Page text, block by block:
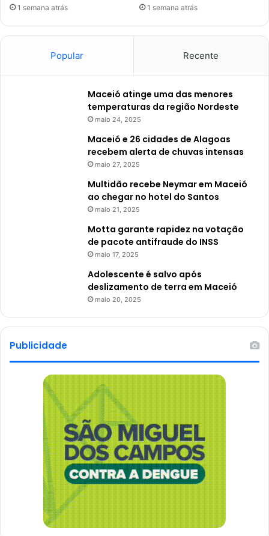
1 semana atrás 1 semana atrás
Popular Recente
Maceió atinge uma das menores
temperaturas da região Nordeste
maio 24, 2025
Maceió e 26 cidades de Alagoas
recebem alerta de chuvas intensas
maio 27, 2025
Multidão recebe Neymar em Maceió
ao chegar no hotel do Santos
maio 21, 2025
Motta garante rapidez na votação
de pacote antifraude do INSS
maio 17, 2025
Adolescente é salvo após
deslizamento de terra em Maceió
maio 20, 2025
Publicidade